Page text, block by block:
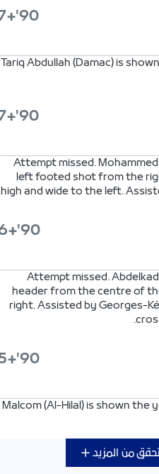
90'+7'
Tariq Abdullah (Damac) is
90'+7'
Attempt missed.
left footed shot from the
high and wide to the left.
90'+6'
Attempt missed.
header from the centre of
right. Assisted by Georges-
90'+5'
Malcom (Al-Hilal) is shown the
من المزيد